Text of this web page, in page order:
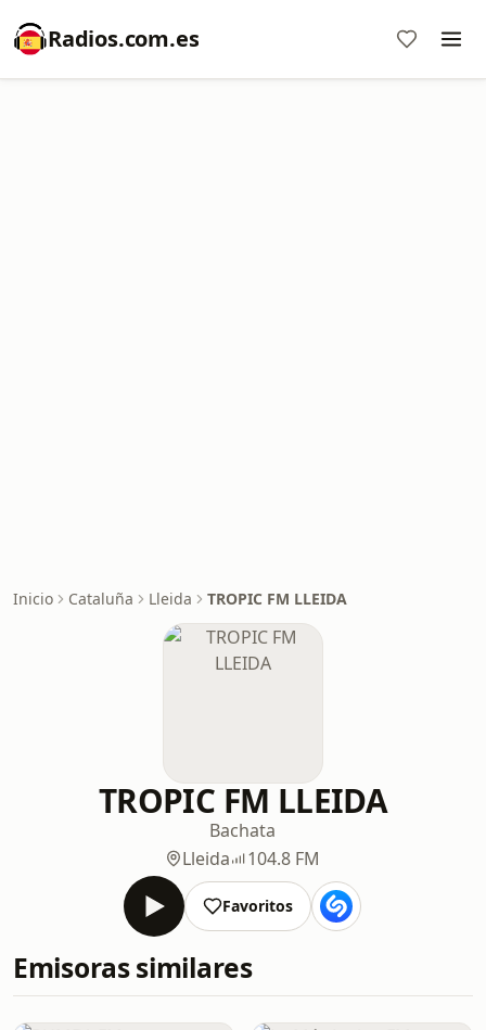
Radios.com.es
Inicio Cataluña Lleida TROPIC FM LLEIDA
TROPIC FM LLEIDA
Bachata
Lleida
104.8 FM
Favoritos
Emisoras similares